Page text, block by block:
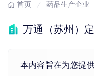
首页 药品生产企业
万通（苏州）
本内容旨在为您提